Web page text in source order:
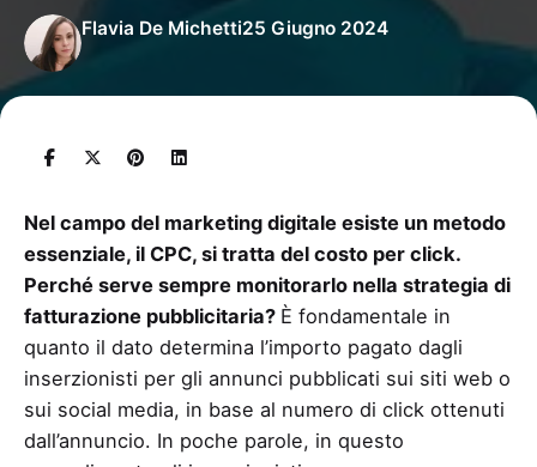
Flavia De Michetti25 Giugno 2024
Nel campo del marketing digitale esiste un metodo
essenziale, il CPC, si tratta del costo per click.
Perché serve sempre monitorarlo nella strategia di
fatturazione pubblicitaria? È fondamentale in
quanto il dato determina l’importo pagato dagli
inserzionisti per gli annunci pubblicati sui siti web o
sui social media, in base al numero di click ottenuti
dall’annuncio. In poche parole, in questo